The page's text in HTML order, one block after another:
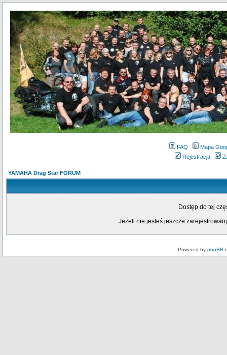
FAQ
Mapa
Rejestracja
YAMAHA Drag Star FORUM
Dostęp do tej
Jeżeli nie jesteś jeszcze
Powered by phpBB